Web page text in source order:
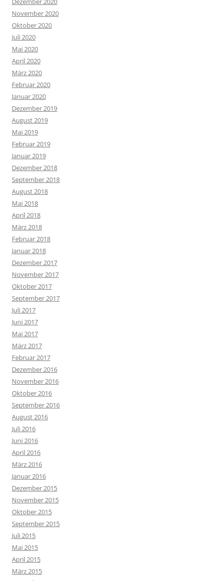
November 2020
Oktober 2020
Juli 2020
Mai 2020
April 2020
März 2020
Februar 2020
Januar 2020
Dezember 2019
August 2019
Mai 2019
Februar 2019
Januar 2019
Dezember 2018
September 2018
August 2018
Mai 2018
April 2018
März 2018
Februar 2018
Januar 2018
Dezember 2017
November 2017
Oktober 2017
September 2017
Juli 2017
Juni 2017
Mai 2017
März 2017
Februar 2017
Dezember 2016
November 2016
Oktober 2016
September 2016
August 2016
Juli 2016
Juni 2016
April 2016
März 2016
Januar 2016
Dezember 2015
November 2015
Oktober 2015
September 2015
Juli 2015
Mai 2015
April 2015
März 2015